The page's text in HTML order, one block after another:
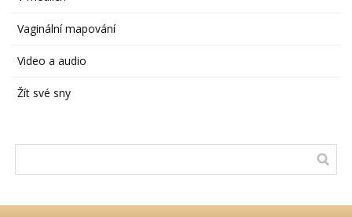
Vaginální mapování
Video a audio
Žít své sny